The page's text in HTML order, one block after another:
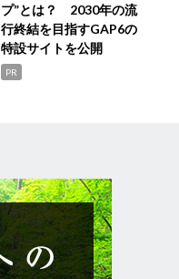
プ”とは？ 2030年の流
行終結を目指すGAP6の
特設サイトを公開
PR